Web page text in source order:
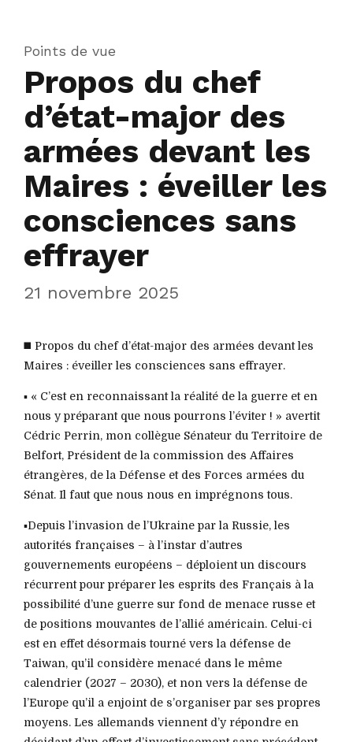
Points de vue
Propos du chef
d’état-major des
armées devant les
Maires : éveiller les
consciences sans
effrayer
21 novembre 2025
◼️ Propos du chef d’état-major des armées devant les
Maires : éveiller les consciences sans effrayer.
▪️ « C’est en reconnaissant la réalité de la guerre et en
nous y préparant que nous pourrons l’éviter ! » avertit
Cédric Perrin, mon collègue Sénateur du Territoire de
Belfort, Président de la commission des Affaires
étrangères, de la Défense et des Forces armées du
Sénat. Il faut que nous nous en imprégnons tous.
▪️Depuis l’invasion de l’Ukraine par la Russie, les
autorités françaises – à l’instar d’autres
gouvernements européens – déploient un discours
récurrent pour préparer les esprits des Français à la
possibilité d’une guerre sur fond de menace russe et
de positions mouvantes de l’allié américain. Celui-ci
est en effet désormais tourné vers la défense de
Taiwan, qu’il considère menacé dans le même
calendrier (2027 – 2030), et non vers la défense de
l’Europe qu’il a enjoint de s’organiser par ses propres
moyens. Les allemands viennent d’y répondre en